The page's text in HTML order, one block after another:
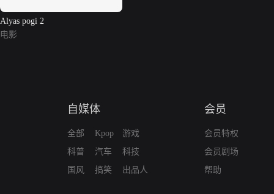
Alyas pogi 2
电影
自媒体
全部
科普
国风
Kpop
汽车
搞笑
游戏
科技
出品人
会员
会员特权
会员剧场
帮助